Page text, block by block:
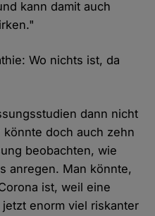
kann damit auch
Wo nichts ist, da
dann nicht
doch auch zehn
beobachten, wie
anregen. Man könnte,
ist, weil eine
enorm viel riskanter